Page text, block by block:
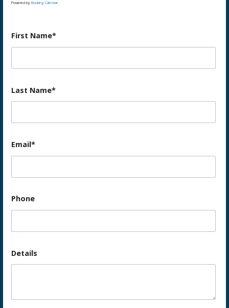
Powered byBooking Calendar
First Name*
Last Name*
Email*
Phone
Details